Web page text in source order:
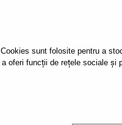
Cookies sunt folosite pentru a
a oferi funcții de rețele sociale și
Caut